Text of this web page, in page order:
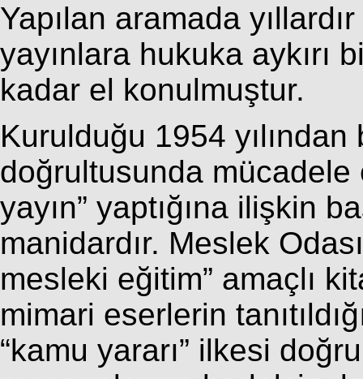
Yapılan aramada
yayınlara hukuka aykırı
kadar el konulmuştur.
Kurulduğu 1954
doğrultusunda mücadele
yayın” yaptığına ilişkin
manidardır. Meslek
mesleki eğitim” amaçlı
mimari eserlerin
“kamu yararı” ilkesi